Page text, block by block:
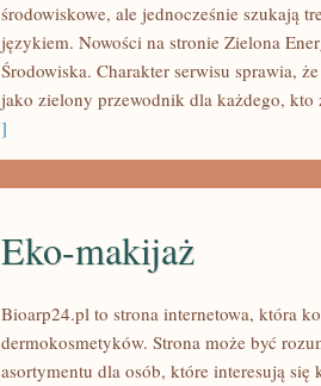
środowiskowe, ale jednocześnie szukają
językiem. Nowości na stronie Zielona
Środowiska. Charakter serwisu sprawia,
jako zielony przewodnik dla każdego, kto
]
Eko-makijaż
Bioarp24.pl to strona internetowa, która
dermokosmetyków. Strona może być
asortymentu dla osób, które interesują